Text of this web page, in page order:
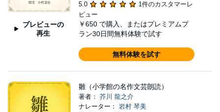
プレビューの
再生
5.0
1件のカスタマーレ
ビュー
￥650 で購入、またはプレミアムプ
ラン30日間無料体験で試す
無料体験を試す
雛（小学館の名作文芸朗読）
著者： 芥川 龍之介
ナレーター： 岩村 琴美